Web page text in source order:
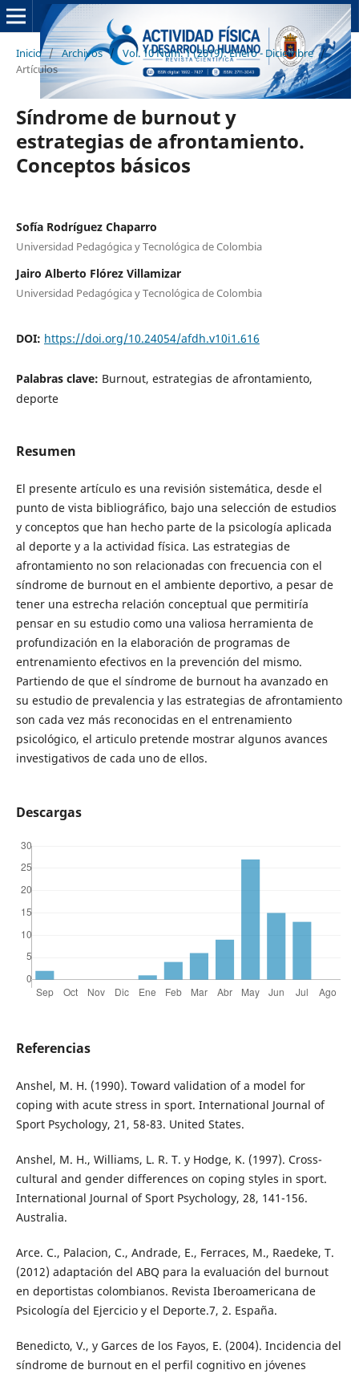
Inicio / Archivos / Vol. 10 Núm. 1 (2019): Enero - Diciembre /
Artículos
Síndrome de burnout y
estrategias de afrontamiento.
Conceptos básicos
Sofía Rodríguez Chaparro
Universidad Pedagógica y Tecnológica de Colombia
Jairo Alberto Flórez Villamizar
Universidad Pedagógica y Tecnológica de Colombia
DOI: https://doi.org/10.24054/afdh.v10i1.616
Palabras clave: Burnout, estrategias de afrontamiento,
deporte
Resumen
El presente artículo es una revisión sistemática, desde el
punto de vista bibliográfico, bajo una selección de estudios
y conceptos que han hecho parte de la psicología aplicada
al deporte y a la actividad física. Las estrategias de
afrontamiento no son relacionadas con frecuencia con el
síndrome de burnout en el ambiente deportivo, a pesar de
tener una estrecha relación conceptual que permitiría
pensar en su estudio como una valiosa herramienta de
profundización en la elaboración de programas de
entrenamiento efectivos en la prevención del mismo.
Partiendo de que el síndrome de burnout ha avanzado en
su estudio de prevalencia y las estrategias de afrontamiento
son cada vez más reconocidas en el entrenamiento
psicológico, el articulo pretende mostrar algunos avances
investigativos de cada uno de ellos.
Descargas
Referencias
Anshel, M. H. (1990). Toward validation of a model for
coping with acute stress in sport. International Journal of
Sport Psychology, 21, 58-83. United States.
Anshel, M. H., Williams, L. R. T. y Hodge, K. (1997). Cross-
cultural and gender differences on coping styles in sport.
International Journal of Sport Psychology, 28, 141-156.
Australia.
Arce. C., Palacion, C., Andrade, E., Ferraces, M., Raedeke, T.
(2012) adaptación del ABQ para la evaluación del burnout
en deportistas colombianos. Revista Iberoamericana de
Psicología del Ejercicio y el Deporte.7, 2. España.
Benedicto, V., y Garces de los Fayos, E. (2004). Incidencia del
síndrome de burnout en el perfil cognitivo en jóvenes